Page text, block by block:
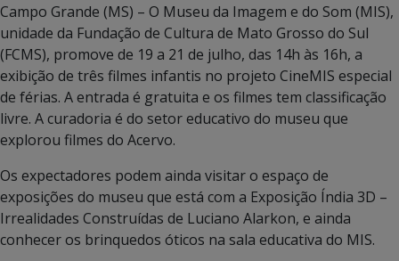
Campo Grande (MS) – O Museu da Imagem e do Som (MIS),
unidade da Fundação de Cultura de Mato Grosso do Sul
(FCMS), promove de 19 a 21 de julho, das 14h às 16h, a
exibição de três filmes infantis no projeto CineMIS especial
de férias. A entrada é gratuita e os filmes tem classificação
livre. A curadoria é do setor educativo do museu que
explorou filmes do Acervo.
Os expectadores podem ainda visitar o espaço de
exposições do museu que está com a Exposição Índia 3D –
Irrealidades Construídas de Luciano Alarkon, e ainda
conhecer os brinquedos óticos na sala educativa do MIS.